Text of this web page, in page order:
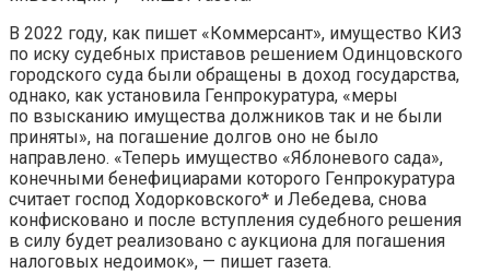
В 2022 году, как пишет «Коммерсант», имущество КИЗ
по иску судебных приставов решением Одинцовского
городского суда были обращены в доход государства,
однако, как установила Генпрокуратура, «меры
по взысканию имущества должников так и не были
приняты», на погашение долгов оно не было
направлено. «Теперь имущество «Яблоневого сада»,
конечными бенефициарами которого Генпрокуратура
считает господ Ходорковского* и Лебедева, снова
конфисковано и после вступления судебного решения
в силу будет реализовано с аукциона для погашения
налоговых недоимок», — пишет газета.